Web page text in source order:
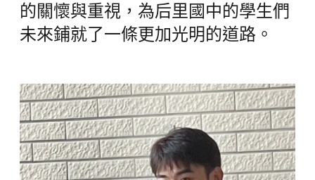
的關懷與重視，為后里國中的學生們
未來鋪就了一條更加光明的道路。